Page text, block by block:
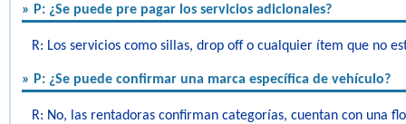
» P: ¿Se puede pre pagar los servicios adicionales?
R: Los servicios como sillas, drop off o cualquier ítem que no
» P: ¿Se puede confirmar una marca específica de vehículo?
R: No, las rentadoras confirman categorías, cuentan con una